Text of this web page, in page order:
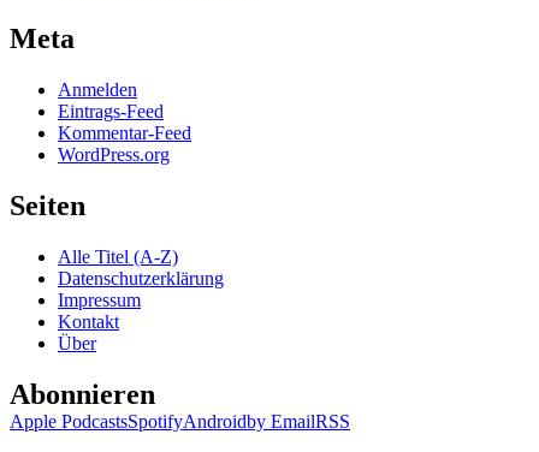
Meta
Anmelden
Eintrags-Feed
Kommentar-Feed
WordPress.org
Seiten
Alle Titel (A-Z)
Datenschutzerklärung
Impressum
Kontakt
Über
Abonnieren
Apple PodcastsSpotifyAndroidby EmailRSS